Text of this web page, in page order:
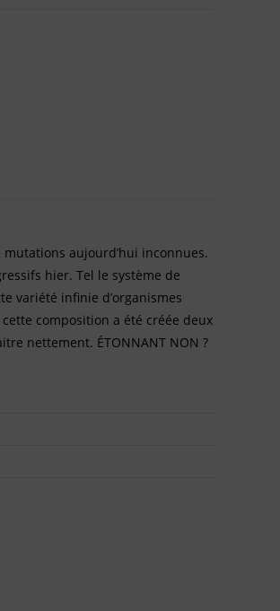
aujourd’hui inconnues.
hier. Tel le système de
variété infinie d’organismes
composition a été créée deux
nettement. ÉTONNANT NON ?